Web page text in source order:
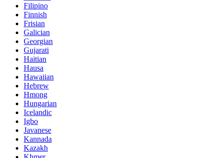
Filipino
Finnish
Frisian
Galician
Georgian
Gujarati
Haitian
Hausa
Hawaiian
Hebrew
Hmong
Hungarian
Icelandic
Igbo
Javanese
Kannada
Kazakh